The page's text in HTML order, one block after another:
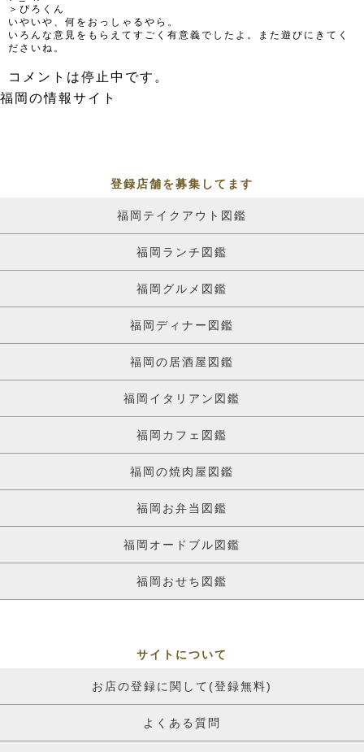
＞ぴろくん
いやいや、何をおっしゃるやら。
いろんな意見をもらえてすごく有意義でしたよ。また遊びにきてく
ださいね。
コメントは停止中です。
福岡の情報サイト
登録店舗を募集してます
福岡テイクアウト図鑑
福岡ランチ図鑑
福岡グルメ図鑑
福岡ディナー図鑑
福岡の居酒屋図鑑
福岡イタリアン図鑑
福岡カフェ図鑑
福岡の焼肉屋図鑑
福岡お弁当図鑑
福岡オードブル図鑑
福岡おせち図鑑
サイトについて
お店の登録に関して(登録無料)
よくある質問